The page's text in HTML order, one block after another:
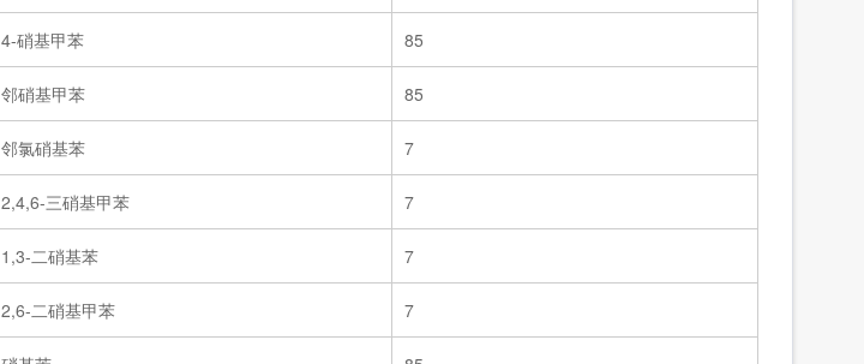
4-硝基甲苯 85
邻硝基甲苯 85
邻氯硝基苯 7
2,4,6-三硝基甲苯 7
1,3-二硝基苯 7
2,6-二硝基甲苯 7